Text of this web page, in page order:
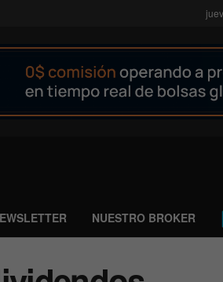
NUESTRO BROKER